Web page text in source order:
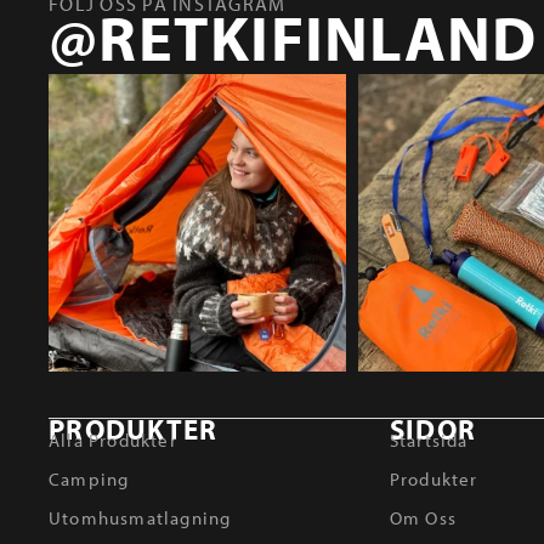
@RETKIFINLAND
PRODUKTER
Alla Produkter
Camping
Utomhusmatlagning
SIDOR
Startsida
Produkter
Om Oss